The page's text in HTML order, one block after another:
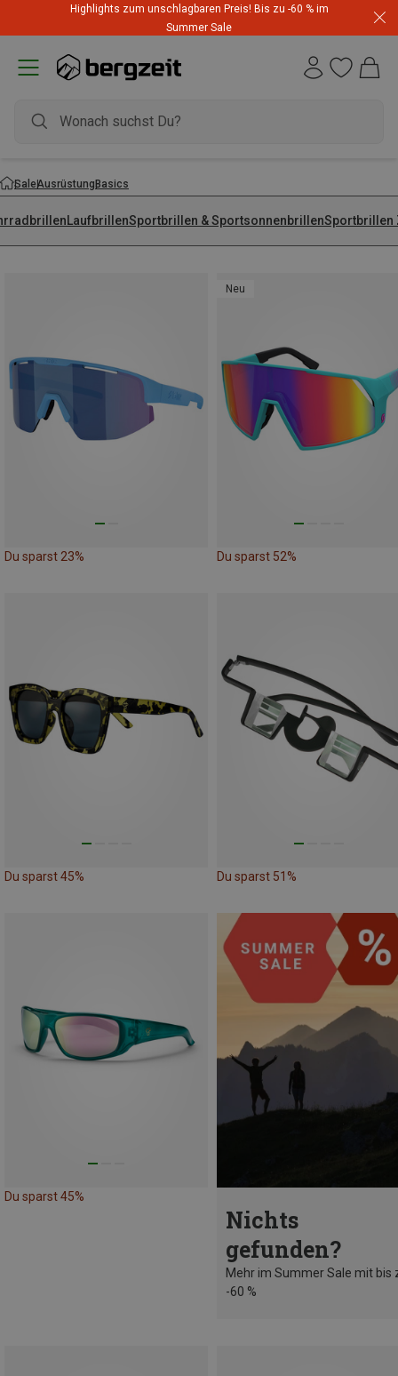
Highlights zum unschlagbaren Preis! Bis zu -60 % im
Summer Sale
SaleAusrüstungBasics
LaufbrillenSportbrillen & SportsonnenbrillenSportbrillen
Du sparst 23%
Neu
Du sparst 52%
Du sparst 45% Du sparst 51%
Du sparst 45%
Nichts
gefunden?
Mehr im Summer Sale mit bis
-60 %